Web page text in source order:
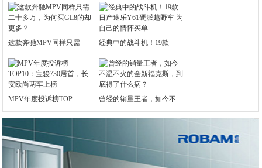
这款奔驰MPV同样只需 经典中的战斗机！19款
MPV年度投诉榜TOP 曾经的销量王者，如今不